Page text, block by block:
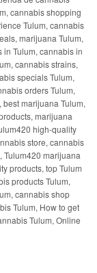
cannabis shopping
Tulum, cannabis
marijuana Tulum,
Tulum, cannabis in
cannabis strains,
specials Tulum,
orders Tulum,
marijuana Tulum,
marijuana
high-quality
store, cannabis
Tulum420 marijuana
products, top Tulum
products Tulum,
cannabis shop
Tulum, How to get
Tulum, Online